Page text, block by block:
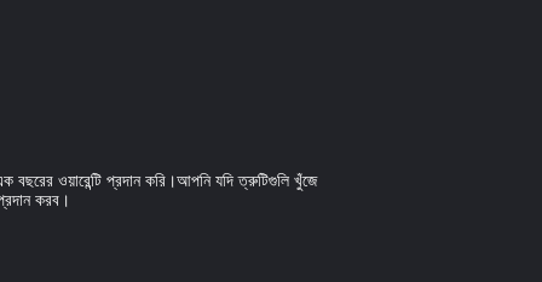
ওয়ারেন্টি প্রদান করি।আপনি যদি ত্রুটিগুলি খুঁজে
করব।